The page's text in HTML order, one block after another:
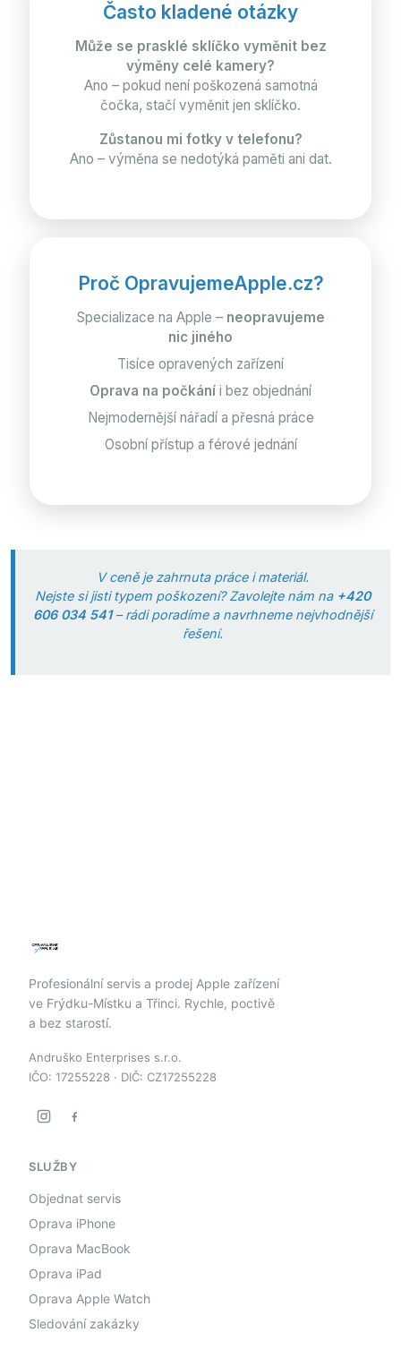
Často kladené otázky
Může se prasklé sklíčko vyměnit bez
výměny celé kamery?
Ano – pokud není poškozená samotná
čočka, stačí vyměnit jen sklíčko.
Zůstanou mi fotky v telefonu?
Ano – výměna se nedotýká paměti ani dat.
Proč OpravujemeApple.cz?
Specializace na Apple – neopravujeme
nic jiného
Tisíce opravených zařízení
Oprava na počkání i bez objednání
Nejmodernější nářadí a přesná práce
Osobní přístup a férové jednání
V ceně je zahrnuta práce i materiál.
Nejste si jisti typem poškození? Zavolejte nám na +420
606 034 541– rádi poradíme a navrhneme nejvhodnější
řešení.
Profesionální servis a prodej Apple zařízení
ve Frýdku-Místku a Třinci. Rychle, poctivě
a bez starostí.
Andruško Enterprises s.r.o.
IČO: 17255228 · DIČ: CZ17255228
SLUŽBY
Objednat servis
Oprava iPhone
Oprava MacBook
Oprava iPad
Oprava Apple Watch
Sledování zakázky